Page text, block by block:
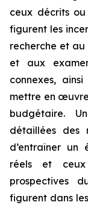
ceux décrits
figurent les
recherche et au
et aux
connexes,
mettre en
budgétaire.
détaillées des
d’entraîner un
réels et ceux
prospectives
figurent dans